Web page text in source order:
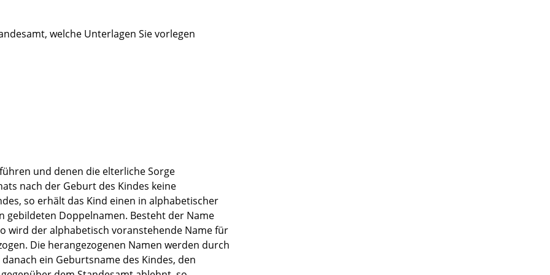
welche Unterlagen Sie vorlegen
und denen die elterliche Sorge
nach der Geburt des Kindes keine
so erhält das Kind einen in alphabetischer
gebildeten Doppelnamen. Besteht der Name
wird der alphabetisch voranstehende Name für
Die herangezogenen Namen werden durch
ein Geburtsname des Kindes, den